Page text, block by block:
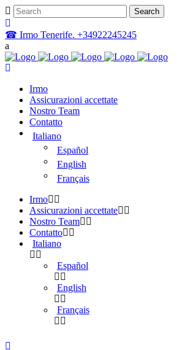
☎ Irmo Tenerife. +34922245245
Irmo
Assicurazioni accettate
Nostro Team
Contatto
Italiano
Español
English
Français
Irmo
Assicurazioni accettate
Nostro Team
Contatto
Italiano
Español
English
Français